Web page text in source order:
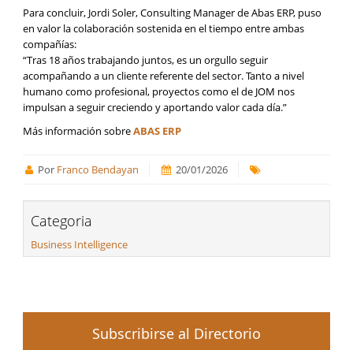
Para concluir, Jordi Soler, Consulting Manager de Abas ERP, puso
en valor la colaboración sostenida en el tiempo entre ambas
compañías:
“Tras 18 años trabajando juntos, es un orgullo seguir
acompañando a un cliente referente del sector. Tanto a nivel
humano como profesional, proyectos como el de JOM nos
impulsan a seguir creciendo y aportando valor cada día.”
Más información sobreABAS ERP
Por Franco Bendayan 20/01/2026
Categoria
Business Intelligence
Subscribirse al Directorio